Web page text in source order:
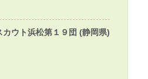
カウト浜松第１９団 (静岡県)